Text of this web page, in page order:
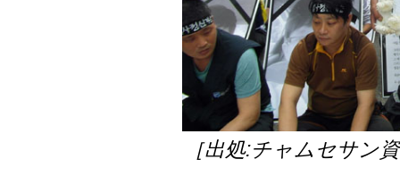
［出処:チャムセサン